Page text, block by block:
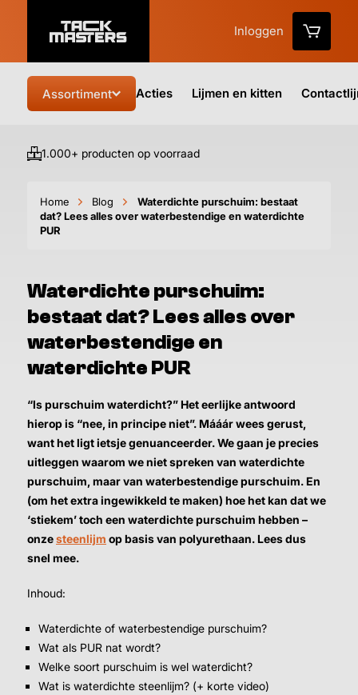
Inloggen
Assortiment Acties Lijmen en kitten
1.000+ producten op voorraad
Home Blog
Waterdichte purschuim: bestaat
dat? Lees alles over waterbestendige en waterdichte
PUR
Waterdichte purschuim:
bestaat dat? Lees alles over
waterbestendige en
waterdichte PUR
“Is purschuim waterdicht?” Het eerlijke antwoord
hierop is “nee, in principe niet”. Mááár wees gerust,
want het ligt ietsje genuanceerder. We gaan je precies
uitleggen waarom we niet spreken van waterdichte
purschuim, maar van waterbestendige purschuim. En
(om het extra ingewikkeld te maken) hoe het kan dat we
‘stiekem’ toch een waterdichte purschuim hebben –
onzesteenlijm op basis van polyurethaan. Lees dus
snel mee.
Inhoud:
Waterdichte of waterbestendige purschuim?
Wat als PUR nat wordt?
Welke soort purschuim is wel waterdicht?
Wat is waterdichte steenlijm? (+ korte video)